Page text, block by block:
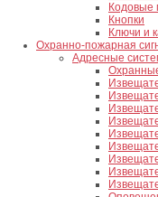
Кодовые
Кнопки
Ключи и
Охранно-пожарная
Адресные